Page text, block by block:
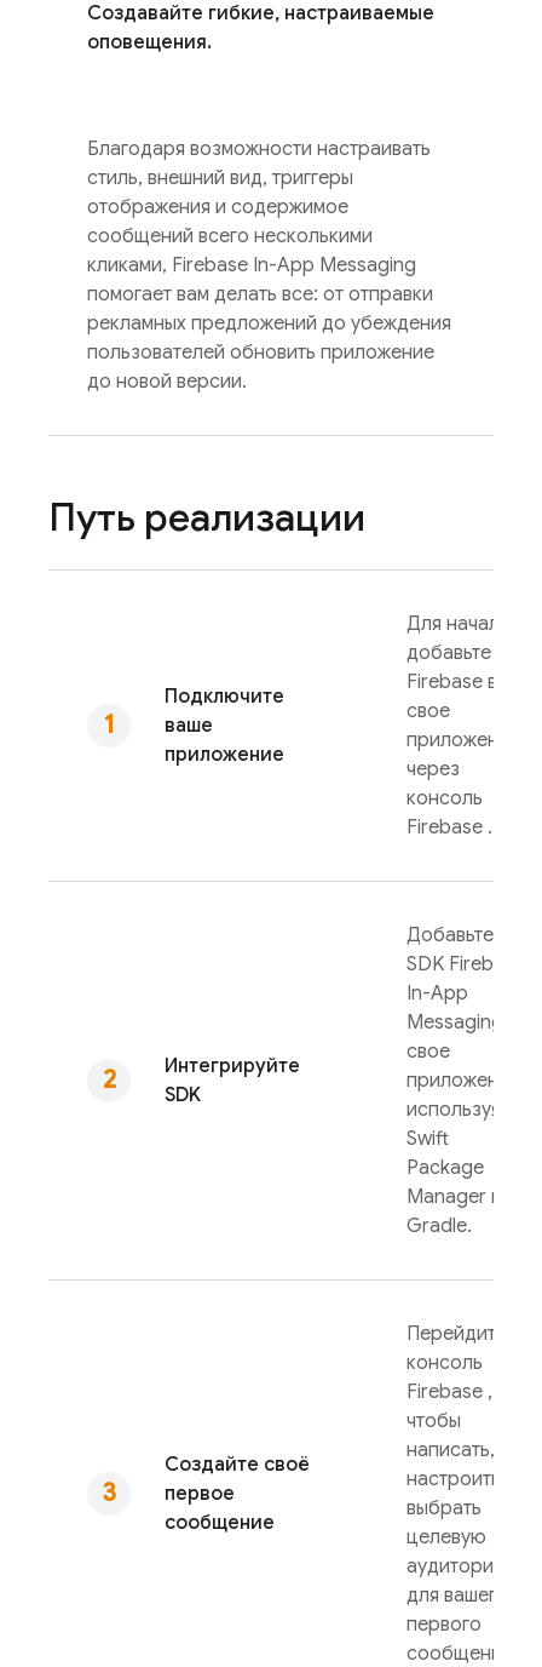
Создавайте гибкие, настраиваемые
оповещения.
Благодаря возможности настраивать
стиль, внешний вид, триггеры
отображения и содержимое
сообщений всего несколькими
кликами, Firebase In-App Messaging
помогает вам делать все: от отправки
рекламных предложений до убеждения
пользователей обновить приложение
до новой версии.
Путь реализации
Подключите
ваше
приложение
Для начала
добавьте
Firebase в
свое
приложение
через
консоль
Firebase .
Интегрируйте
SDK
Добавьте
SDK Firebase
In-App
Messaging
свое
приложение,
используя
Swift
Package
Manager или
Gradle.
Создайте своё
первое
сообщение
Перейдите в
консоль
Firebase ,
чтобы
написать,
настроить и
выбрать
целевую
аудиторию
для вашего
первого
сообщения.